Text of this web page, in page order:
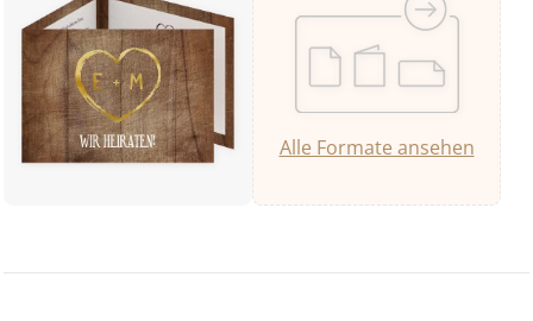
Alle Formate ansehen